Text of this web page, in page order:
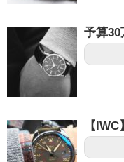
予算30
【